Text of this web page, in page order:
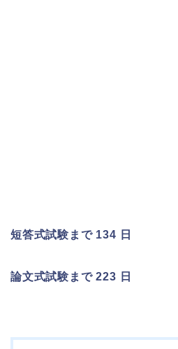
短答式試験まで 134 日
論文式試験まで 223 日